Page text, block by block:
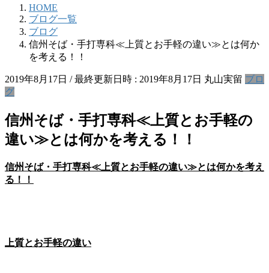
HOME
ブログ一覧
ブログ
信州そば・手打専科≪上質とお手軽の違い≫とは何か
を考える！！
2019年8月17日 / 最終更新日時 : 2019年8月17日 丸山実留 ブロ
グ
信州そば・手打専科≪上質とお手軽の
違い≫とは何かを考える！！
信州そば・手打専科≪ 上質とお手軽の違い≫とは何かを考え
る！！
上質とお手軽の違い